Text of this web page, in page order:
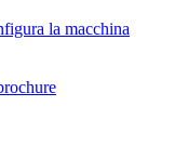
la macchina